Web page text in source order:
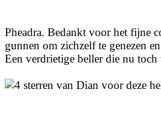
Pheadra. Bedankt voor het fijne
gunnen om zichzelf te genezen
Een verdrietige beller die nu